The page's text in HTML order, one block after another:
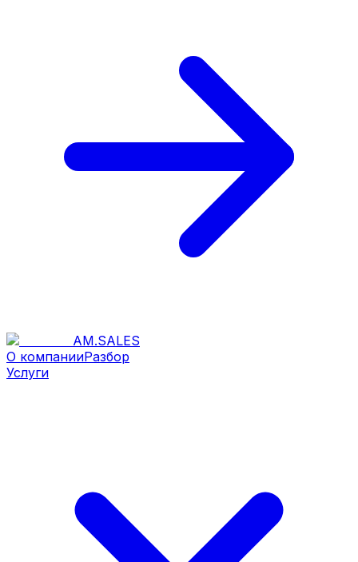
AM.SALES
О компанииРазбор
Услуги